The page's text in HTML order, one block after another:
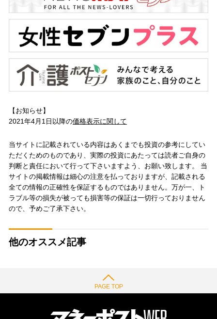
【お知らせ】
2021年4月1日以降の価格表示に関して
当サイトに記載されている内容はあくまでも投資の参考にしてい
ただくためのものであり、実際の投資にあたっては読者ご自身の
判断と責任において行って下さいますよう、お願い致します。 当
サイトの掲載情報は細心の注意を払っておりますが、記載される
全ての情報の正確性を保証するものではありません。万が一、ト
ラブル等の損失が被っても損害等の保証は一切行っておりません
ので、予めご了承下さい。
他のオススメ記事
PAGE TOP